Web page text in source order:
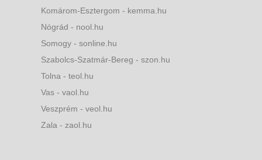
Komárom-Esztergom - kemma.hu
Nógrád - nool.hu
Somogy - sonline.hu
Szabolcs-Szatmár-Bereg - szon.hu
Tolna - teol.hu
Vas - vaol.hu
Veszprém - veol.hu
Zala - zaol.hu